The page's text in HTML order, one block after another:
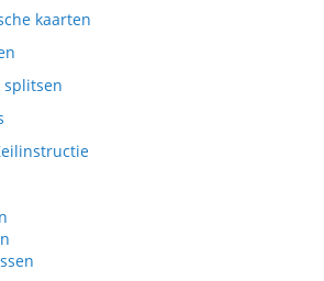
kaarten
splitsen